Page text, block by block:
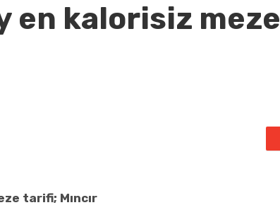
en kalorisiz meze
tarifi; Mıncır